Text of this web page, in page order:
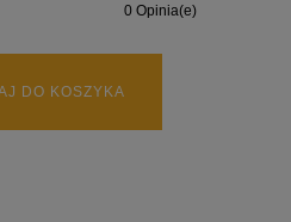
0 Opinia(e)
DO KOSZYKA